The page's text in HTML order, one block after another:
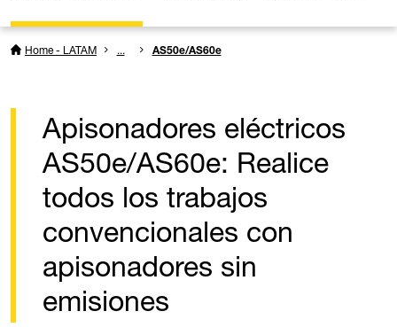
Home - LATAM ... AS50e/AS60e
Apisonadores eléctricos
AS50e/AS60e: Realice
todos los trabajos
convencionales con
apisonadores sin
emisiones